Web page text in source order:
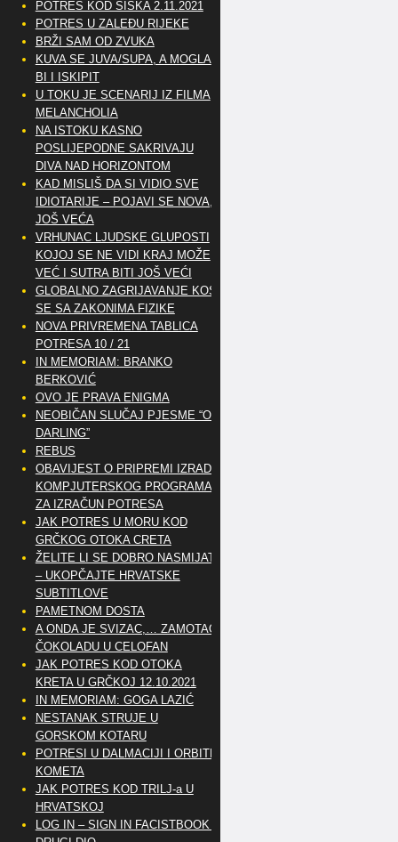
POTRES KOD SISKA 2.11.2021
POTRES U ZALEĐU RIJEKE
BRŽI SAM OD ZVUKA
KUVA SE JUVA/SUPA, A MOGLA
BI I ISKIPIT
U TOKU JE SCENARIJ IZ FILMA
MELANCHOLIA
NA ISTOKU KASNO
POSLIJEPODNE SAKRIVAJU
DIVA NAD HORIZONTOM
KAD MISLIŠ DA SI VIDIO SVE
IDIOTARIJE – POJAVI SE NOVA,..
JOŠ VEĆA
VRHUNAC LJUDSKE GLUPOSTI
KOJOJ SE NE VIDI KRAJ MOŽE
VEĆ I SUTRA BITI JOŠ VEĆI
GLOBALNO ZAGRIJAVANJE KOSI
SE SA ZAKONIMA FIZIKE
NOVA PRIVREMENA TABLICA
POTRESA 10 / 21
IN MEMORIAM: BRANKO
BERKOVIĆ
OVO JE PRAVA ENIGMA
NEOBIČAN SLUČAJ PJESME “OH
DARLING”
REBUS
OBAVIJEST O PRIPREMI IZRADE
KOMPJUTERSKOG PROGRAMA
ZA IZRAČUN POTRESA
JAK POTRES U MORU KOD
GRČKOG OTOKA CRETA
ŽELITE LI SE DOBRO NASMIJATI
– UKOPČAJTE HRVATSKE
SUBTITLOVE
PAMETNOM DOSTA
A ONDA JE SVIZAC,… ZAMOTAO
ČOKOLADU U CELOFAN
JAK POTRES KOD OTOKA
KRETA U GRČKOJ 12.10.2021
IN MEMORIAM: GOGA LAZIĆ
NESTANAK STRUJE U
GORSKOM KOTARU
POTRESI U DALMACIJI I ORBITE
KOMETA
JAK POTRES KOD TRILJ-a U
HRVATSKOJ
LOG IN – SIGN IN FACISTBOOK –